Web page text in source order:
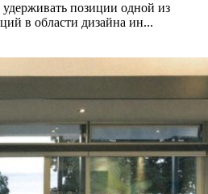
позиции одной из
в области дизайна ин...